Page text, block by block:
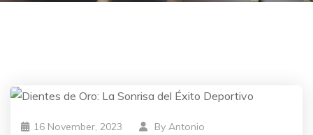
16 November, 2023 By Antonio